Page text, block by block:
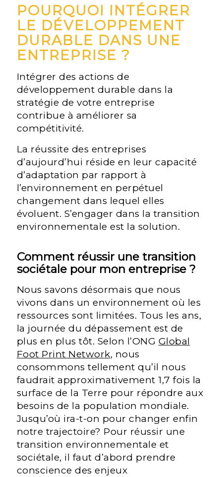
POURQUOI INTÉGRER
LE DÉVELOPPEMENT
DURABLE DANS UNE
ENTREPRISE ?
Intégrer des actions de
développement durable dans la
stratégie de votre entreprise
contribue à améliorer sa
compétitivité.
La réussite des entreprises
d’aujourd’hui réside en leur capacité
d’adaptation par rapport à
l’environnement en perpétuel
changement dans lequel elles
évoluent. S’engager dans la transition
environnementale est la solution.
Comment réussir une transition
sociétale pour mon entreprise ?
Nous savons désormais que nous
vivons dans un environnement où les
ressources sont limitées. Tous les ans,
la journée du dépassement est de
plus en plus tôt. Selon l’ONG Global
Foot Print Network, nous
consommons tellement qu’il nous
faudrait approximativement 1,7 fois la
surface de la Terre pour répondre aux
besoins de la population mondiale.
Jusqu’où ira-t-on pour changer enfin
notre trajectoire? Pour réussir une
transition environnementale et
sociétale, il faut d’abord prendre
conscience des enjeux